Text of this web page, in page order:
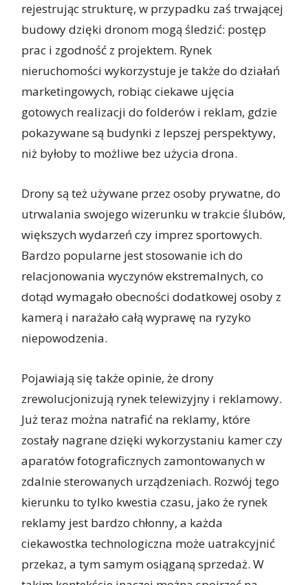
rejestrując strukturę, w przypadku zaś trwającej
budowy dzięki dronom mogą śledzić: postęp
prac i zgodność z projektem. Rynek
nieruchomości wykorzystuje je także do działań
marketingowych, robiąc ciekawe ujęcia
gotowych realizacji do folderów i reklam, gdzie
pokazywane są budynki z lepszej perspektywy,
niż byłoby to możliwe bez użycia drona.
Drony są też używane przez osoby prywatne, do
utrwalania swojego wizerunku w trakcie ślubów,
większych wydarzeń czy imprez sportowych.
Bardzo popularne jest stosowanie ich do
relacjonowania wyczynów ekstremalnych, co
dotąd wymagało obecności dodatkowej osoby z
kamerą i narażało całą wyprawę na ryzyko
niepowodzenia.
Pojawiają się także opinie, że drony
zrewolucjonizują rynek telewizyjny i reklamowy.
Już teraz można natrafić na reklamy, które
zostały nagrane dzięki wykorzystaniu kamer czy
aparatów fotograficznych zamontowanych w
zdalnie sterowanych urządzeniach. Rozwój tego
kierunku to tylko kwestia czasu, jako że rynek
reklamy jest bardzo chłonny, a każda
ciekawostka technologiczna może uatrakcyjnić
przekaz, a tym samym osiąganą sprzedaż. W